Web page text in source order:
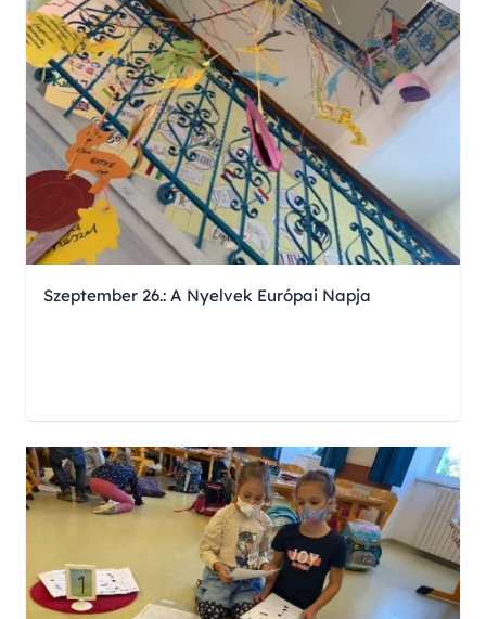
Szeptember 26.: A Nyelvek Európai Napja